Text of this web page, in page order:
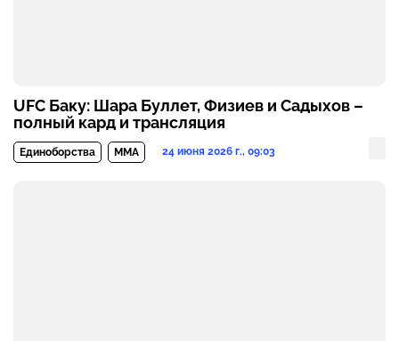
UFC Баку: Шара Буллет, Физиев и Садыхов –
полный кард и трансляция
Единоборства MMA 24 июня 2026 г., 09:03